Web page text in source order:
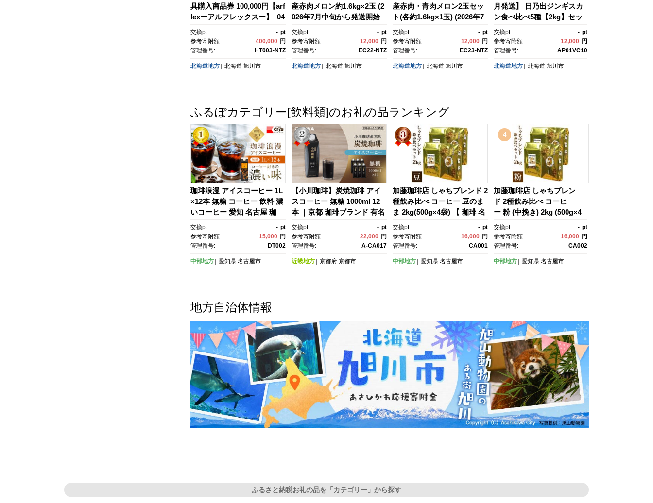
具購入商品券 100,000円【arf
lexーアルフレックスー】_04
307
交換pt: - pt
参考寄附額:
400,000 円
管理番号:
HT003-NTZ
北海道地方 北海道 旭川市
産赤肉メロン約1.6kg×2玉 (2
026年7月中旬から発送開始
予定) 【 果物 くだもの フル
ーツ メロン 赤肉 赤肉メロ
ン めろん meron melon 国
り寄せ 甘い 北海道産 旭川
交換pt: - pt
参考寄附額:
12,000 円
管理番号:
EC22-NTZ
北海道地方 北海道 旭川市
産赤肉・青肉メロン2玉セッ
ト(各約1.6kg×1玉) (2026年7
月中旬から発送開始予
定) 【メロン 赤肉 赤肉メロ
ン 青肉 レッドメロン グリー
n 国産 デザート 産地直送 果
川市 北海道】_02062
交換pt: - pt
参考寄附額:
12,000 円
管理番号:
EC23-NTZ
北海道地方 北海道 旭川市
月発送】 日乃出ジンギスカ
ン食べ比べ5種【2kg】セッ
ト _04440
交換pt: - pt
参考寄附額:
12,000 円
管理番号:
AP01VC10
北海道地方 北海道 旭川市
ふるぽカテゴリー[飲料類]のお礼の品ランキング
珈琲浪漫 アイスコーヒー 1L
×12本 無糖 コーヒー 飲料 濃
いコーヒー 愛知 名古屋 珈
琲 人気 おすすめ | コーヒ
ー 珈琲 アイスコーヒー 濃い
コーヒー 老舗 濃厚 無糖 飲
ンク コーヒー豆 深煎り スト
交換pt: - pt
参考寄附額:
15,000 円
管理番号:
DT002
中部地方 愛知県 名古屋市
【小川珈琲】炭焼珈琲 アイ
スコーヒー 無糖 1000ml 12
本 ｜京都 珈琲ブランド 有名
店 人気［ 京都 珈琲 ブラン
ド OGAWA アイスコーヒ
ー リキッド 人気 おすすめ 珈
ト 贈答 お取り寄せ 通販 送料
交換pt: - pt
参考寄附額:
22,000 円
管理番号:
A-CA017
近畿地方 京都府 京都市
加藤珈琲店 しゃちブレンド 2
種飲み比べ コーヒー 豆のま
ま 2kg(500g×4袋) 【 珈琲 名
古屋 飲みくらべ 飲料 加藤珈
琲店 コーヒーまめ 人気 おす
すめ こーひー 定番 ブレン
ィコーヒー 愛知県 名古屋
交換pt: - pt
参考寄附額:
16,000 円
管理番号:
CA001
中部地方 愛知県 名古屋市
4
加藤珈琲店 しゃちブレン
ド 2種飲み比べ コーヒ
ー 粉 (中挽き) 2kg (500g×4
袋) 【 珈琲 名古屋 飲みくら
べ 飲料 加藤珈琲店 コーヒー
粉 人気 おすすめ こーひ
スペシャルティコーヒー 愛
交換pt: - pt
参考寄附額:
16,000 円
管理番号:
CA002
中部地方 愛知県 名古屋市
地方自治体情報
ふるさと納税お礼の品を「カテゴリー」から探す